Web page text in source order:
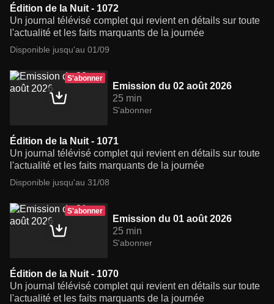
Édition de la Nuit - 1072
Un journal télévisé complet qui revient en détails sur toute
l'actualité et les faits marquants de la journée
Disponible jusqu'au 01/09
S'abonner
Emission du 02 août 2026
25 min
S'abonner
Édition de la Nuit - 1071
Un journal télévisé complet qui revient en détails sur toute
l'actualité et les faits marquants de la journée
Disponible jusqu'au 31/08
S'abonner
Emission du 01 août 2026
25 min
S'abonner
Édition de la Nuit - 1070
Un journal télévisé complet qui revient en détails sur toute
l'actualité et les faits marquants de la journée